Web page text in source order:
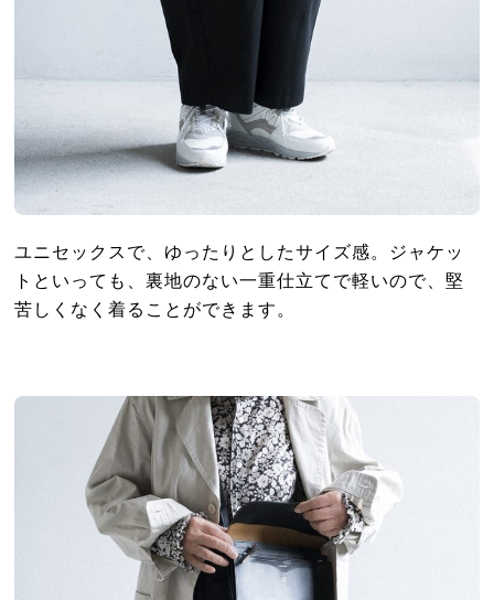
ユニセックスで、ゆったりとしたサイズ感。ジャケッ
トといっても、裏地のない一重仕立てで軽いので、堅
苦しくなく着ることができます。